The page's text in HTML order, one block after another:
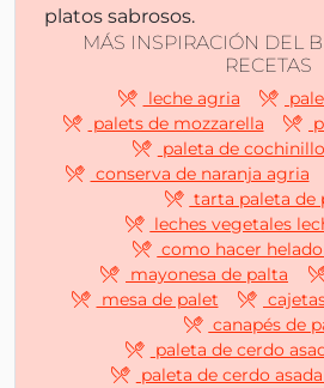
platos sabrosos.
MÁS INSPIRACIÓN DEL
RECETAS
leche agria
palets de mozzarella
paleta de
conserva de naranja agria
tarta paleta de
leches vegetales
como hacer
mayonesa de palta
mesa de palet
canapés de
paleta de cerdo
paleta de cerdo